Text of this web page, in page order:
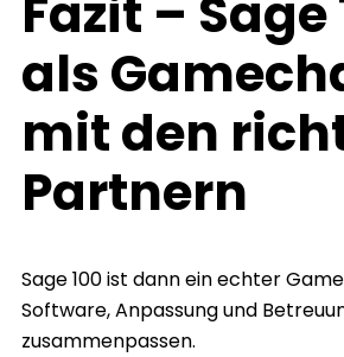
Fazit – Sage
als
mit den
Partnern
Sage 100 ist dann ein echter
Software, Anpassung und
zusammenpassen.